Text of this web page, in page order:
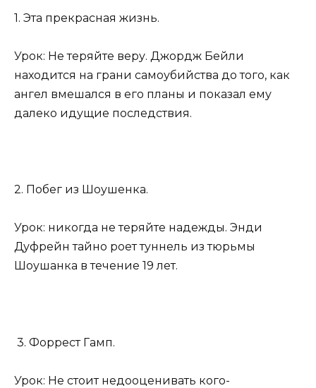
1. Эта прекрасная жизнь.
Урок: Не теряйте веру. Джордж Бейли
находится на грани самоубийства до того, как
ангел вмешался в его планы и показал ему
далеко идущие последствия.
2. Побег из Шоушенка.
Урок: никогда не теряйте надежды. Энди
Дуфрейн тайно роет туннель из тюрьмы
Шоушанка в течение 19 лет.
3. Форрест Гамп.
Урок: Не стоит недооценивать кого-